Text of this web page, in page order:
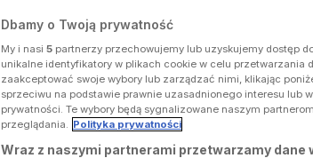
Dbamy o Twoją prywatność
My i nasi 5 partnerzy przechowujemy lub uzyskujemy dostęp
unikalne identyfikatory w plikach cookie w celu przetwarzania
zaakceptować swoje wybory lub zarządzać nimi, klikając
sprzeciwu na podstawie prawnie uzasadnionego interesu lub
prywatności. Te wybory będą sygnalizowane naszym
przeglądania. Polityka prywatności
Wraz z naszymi partnerami przetwarzamy dane